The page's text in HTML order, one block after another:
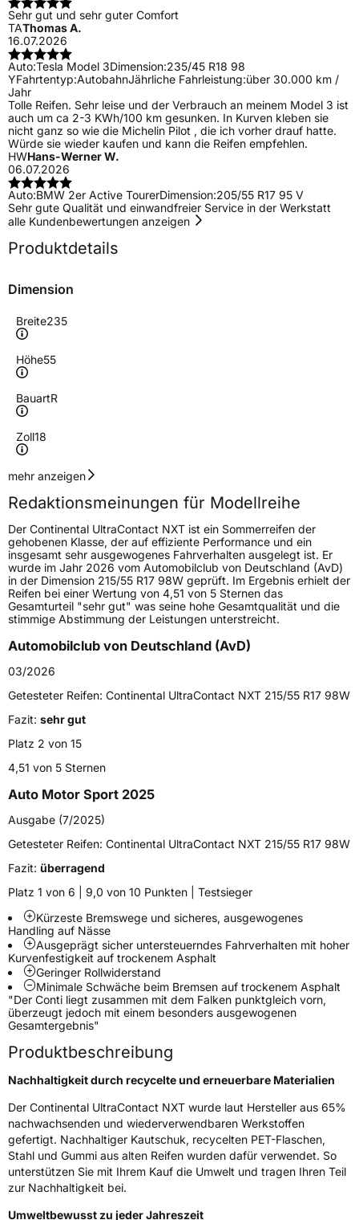
Sehr gut und sehr guter Comfort
TAThomas A.
16.07.2026
Auto:Tesla Model 3Dimension:235/45 R18 98
YFahrtentyp:AutobahnJährliche Fahrleistung:über 30.000 km /
Jahr
Tolle Reifen. Sehr leise und der Verbrauch an meinem Model 3 ist
auch um ca 2-3 KWh/100 km gesunken. In Kurven kleben sie
nicht ganz so wie die Michelin Pilot , die ich vorher drauf hatte.
Würde sie wieder kaufen und kann die Reifen empfehlen.
HWHans-Werner W.
06.07.2026
Auto:BMW 2er Active TourerDimension:205/55 R17 95 V
Sehr gute Qualität und einwandfreier Service in der Werkstatt
alle Kundenbewertungen anzeigen
Produktdetails
Dimension
Breite235
Höhe55
BauartR
Zoll18
Geschwindigkeitsindex
Höchstgeschwindigkeit
270 km/h
Lastindex104
Höchstlast900 kg
Generelle Merkmale
FahrzeugtypPKW
Verwendung
Modellname UltraContact NXT
Fahrzeugart
PKW & SUV
Weitere Eigenschaften
Schlauchtyp TL
VerstärktXL
Felgenschutz
ElektroJa
EU Label
EffizienzA
Rollgeräusch (Klasse)A
Rollgeräusch (dB)69
FahrzeugklasseC1
mehr anzeigen
Redaktionsmeinungen für Modellreihe
Der Continental UltraContact NXT ist ein Sommerreifen der
gehobenen Klasse, der auf effiziente Performance und ein
insgesamt sehr ausgewogenes Fahrverhalten ausgelegt ist. Er
wurde im Jahr 2026 vom Automobilclub von Deutschland (AvD)
in der Dimension 215/55 R17 98W geprüft. Im Ergebnis erhielt der
Reifen bei einer Wertung von 4,51 von 5 Sternen das
Gesamturteil "sehr gut" was seine hohe Gesamtqualität und die
stimmige Abstimmung der Leistungen unterstreicht.
Automobilclub von Deutschland (AvD)
03/2026
Getesteter Reifen: Continental UltraContact NXT 215/55 R17 98W
Fazit: sehr gut
Platz 2 von 15
4,51 von 5 Sternen
Auto Motor Sport 2025
Ausgabe (7/2025)
Getesteter Reifen: Continental UltraContact NXT 215/55 R17 98W
Fazit: überragend
Platz 1 von 6 | 9,0 von 10 Punkten | Testsieger
Kürzeste Bremswege und sicheres, ausgewogenes
Handling auf Nässe
Ausgeprägt sicher untersteuerndes Fahrverhalten mit hoher
Kurvenfestigkeit auf trockenem Asphalt
Geringer Rollwiderstand
Minimale Schwäche beim Bremsen auf trockenem Asphalt
"Der Conti liegt zusammen mit dem Falken punktgleich vorn,
überzeugt jedoch mit einem besonders ausgewogenen
Gesamtergebnis"
Produktbeschreibung
Nachhaltigkeit durch recycelte und erneuerbare Materialien
Der Continental UltraContact NXT wurde laut Hersteller aus 65%
nachwachsenden und wiederverwendbaren Werkstoffen
gefertigt. Nachhaltiger Kautschuk, recycelten PET-Flaschen,
Stahl und Gummi aus alten Reifen wurden dafür verwendet. So
unterstützen Sie mit Ihrem Kauf die Umwelt und tragen Ihren Teil
zur Nachhaltigkeit bei.
Umweltbewusst zu jeder Jahreszeit